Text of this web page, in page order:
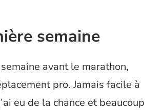
semaine
avant le marathon,
pro. Jamais facile à
eu de la chance et beaucoup